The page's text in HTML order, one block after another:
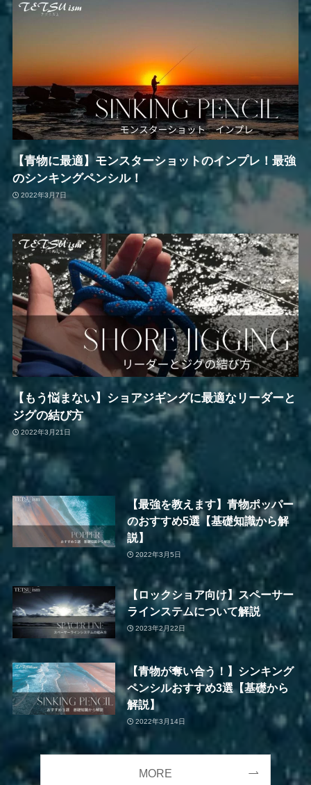
【青物に最適】モンスターショットのインプレ！最強
のシンキングペンシル！
2022年3月7日
【もう悩まない】ショアジギングに最適なリーダーと
ジグの結び方
2022年3月21日
【最強を教えます】青物ポッパー
のおすすめ5選【基礎知識から解
説】
2022年3月5日
【ロックショア向け】スペーサー
ラインステムについて解説
2023年2月22日
【青物が奪い合う！】シンキング
ペンシルおすすめ3選【基礎から
解説】
2022年3月14日
MORE